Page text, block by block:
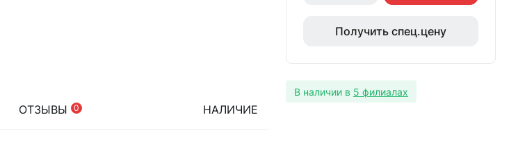
ОТЗЫВЫ 0 НАЛИЧИЕ
Получить спец.цену
В наличии в 5 филиалах